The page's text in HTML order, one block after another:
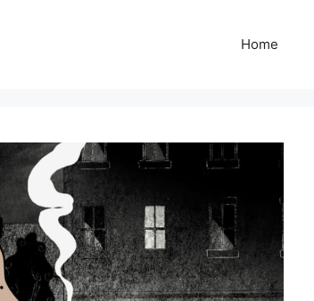
Home